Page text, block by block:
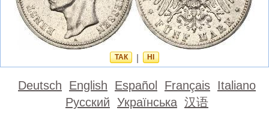
ТАК НІ
Deutsch English Español Français Italiano
Русский Українська 汉语